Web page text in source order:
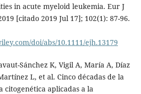
in acute myeloid leukemia. Eur J
[citado 2019 Jul 17]; 102(1): 87-96.
doi/abs/10.1111/ejh.13179
Sánchez K, Vigil A, María A, Díaz
L, et al. Cinco décadas de la
citogenética aplicadas a la